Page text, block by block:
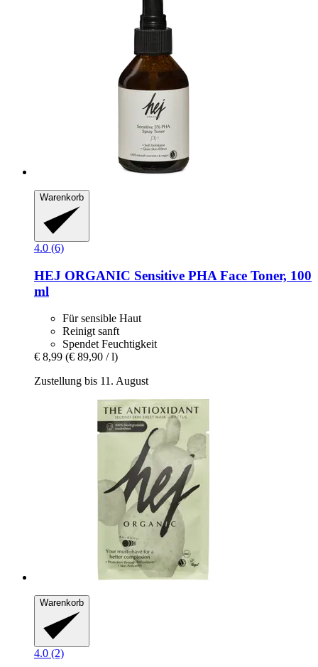
Warenkorb
4.0 (6)
HEJ ORGANIC Sensitive PHA Face Toner, 100
ml
Für sensible Haut
Reinigt sanft
Spendet Feuchtigkeit
€ 8,99 (€ 89,90 / l)
Zustellung bis 11. August
Warenkorb
4.0 (2)